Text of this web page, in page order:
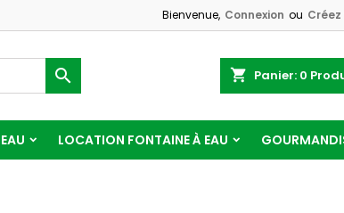
Bienvenue, Connexion ou
shopping_cart Panier: 0

LOCATION FONTAINE À EAU